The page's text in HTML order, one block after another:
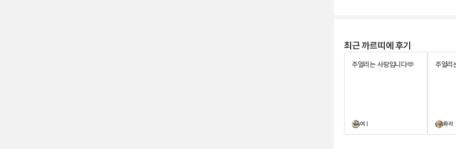
최근 까르띠에 후기
주얼리는 사랑입니다🫶
여ㅣ
주얼리
화라